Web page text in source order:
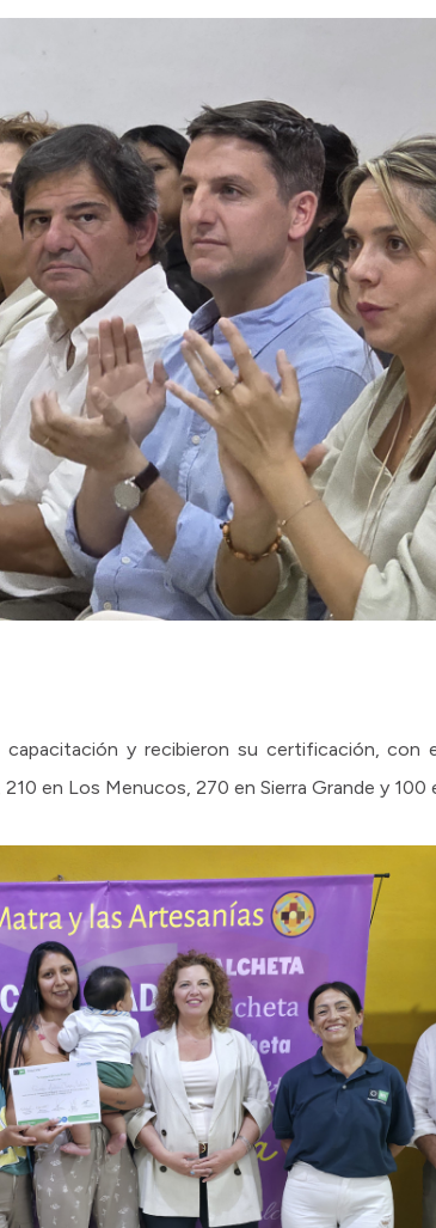
y recibieron su certificación, con
en Los Menucos, 270 en Sierra Grande y 100